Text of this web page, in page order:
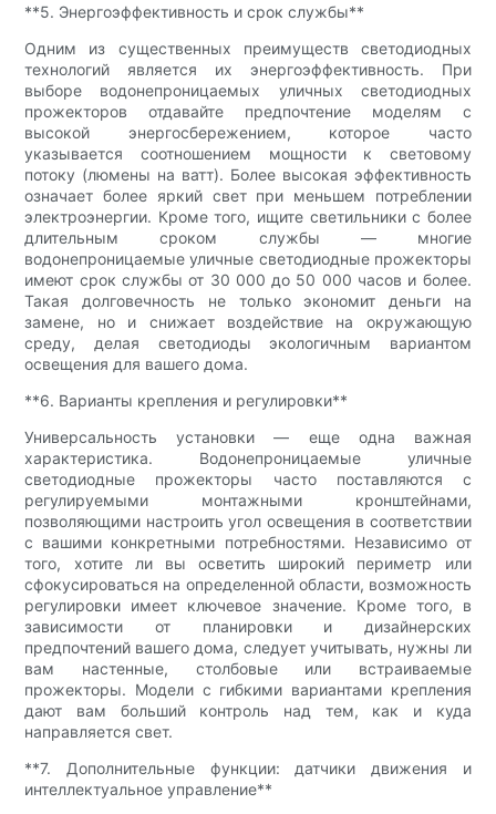
**5. Энергоэффективность и срок службы**
Одним из существенных преимуществ светодиодных
технологий является их энергоэффективность. При
выборе водонепроницаемых уличных светодиодных
прожекторов отдавайте предпочтение моделям с
высокой энергосбережением, которое часто
указывается соотношением мощности к световому
потоку (люмены на ватт). Более высокая эффективность
означает более яркий свет при меньшем потреблении
электроэнергии. Кроме того, ищите светильники с более
длительным сроком службы — многие
водонепроницаемые уличные светодиодные прожекторы
имеют срок службы от 30 000 до 50 000 часов и более.
Такая долговечность не только экономит деньги на
замене, но и снижает воздействие на окружающую
среду, делая светодиоды экологичным вариантом
освещения для вашего дома.
**6. Варианты крепления и регулировки**
Универсальность установки — еще одна важная
характеристика. Водонепроницаемые уличные
светодиодные прожекторы часто поставляются с
регулируемыми монтажными кронштейнами,
позволяющими настроить угол освещения в соответствии
с вашими конкретными потребностями. Независимо от
того, хотите ли вы осветить широкий периметр или
сфокусироваться на определенной области, возможность
регулировки имеет ключевое значение. Кроме того, в
зависимости от планировки и дизайнерских
предпочтений вашего дома, следует учитывать, нужны ли
вам настенные, столбовые или встраиваемые
прожекторы. Модели с гибкими вариантами крепления
дают вам больший контроль над тем, как и куда
направляется свет.
**7. Дополнительные функции: датчики движения и
интеллектуальное управление**